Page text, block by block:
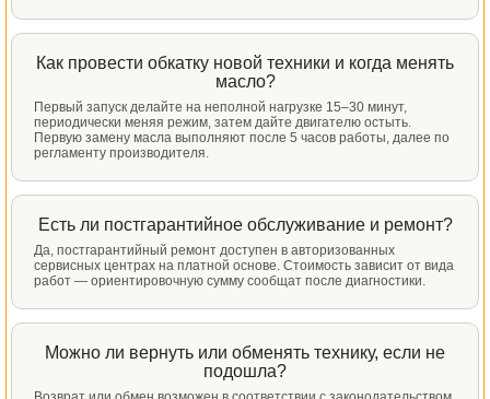
Как провести обкатку новой техники и когда менять
масло?
Первый запуск делайте на неполной нагрузке 15–30 минут,
периодически меняя режим, затем дайте двигателю остыть.
Первую замену масла выполняют после 5 часов работы, далее по
регламенту производителя.
Есть ли постгарантийное обслуживание и ремонт?
Да, постгарантийный ремонт доступен в авторизованных
сервисных центрах на платной основе. Стоимость зависит от вида
работ — ориентировочную сумму сообщат после диагностики.
Можно ли вернуть или обменять технику, если не
подошла?